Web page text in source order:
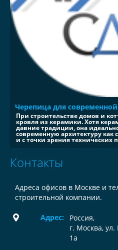
Черепица для
При строительстве домов и
кровля из керамики. Хотя
давние традиции, она
современную архитектуру как
и с точки зрения технических
Контакты
Адреса офисов в Москве и
строительной компании.
Адрес: Россия,
г. Москва,
1а